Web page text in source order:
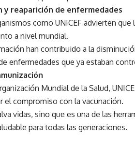
y reaparición de enfermedades
como UNICEF advierten
a nivel mundial.
han contribuido a la
enfermedades que ya estaban
Mundial de la Salud,
el compromiso con la vacunación.
vidas, sino que es una de las
para todas las generaciones.